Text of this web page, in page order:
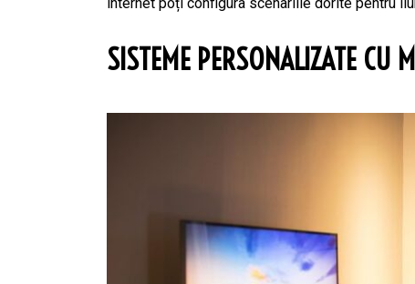
SISTEME PERSONALIZATE CU